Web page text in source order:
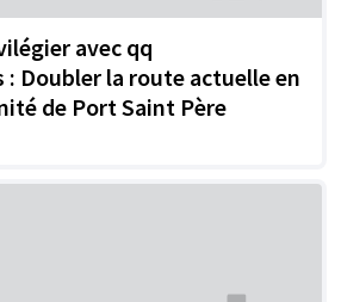
avec qq
: Doubler la route actuelle en
de Port Saint Père